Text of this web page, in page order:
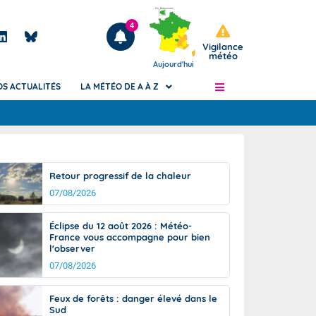
Articles
4
Aujourd'hui
Vigilance
météo
de
Phénomènes dangereux de J+2 à J+7
Avertissement pluies intenses à l'échelle
des communes (Apic)
Bulletins Marine
Bulletins d'estimation du risque
d'avalanche
Météo des forêts
Vigicrues
ACTUALITÉS LA MÉTÉO DE A À Z
Retour progressif de la chaleur
07/08/2026
Éclipse du 12 août 2026 : Météo-
France vous accompagne pour bien
l'observer
07/08/2026
Feux de forêts : danger élevé dans le
Sud